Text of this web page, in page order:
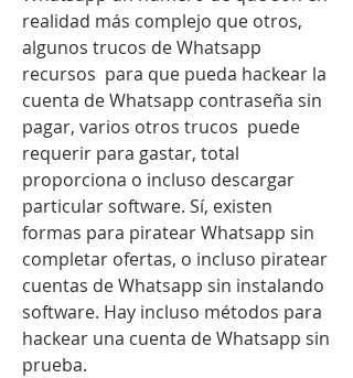
realidad más complejo que otros,
algunos trucos de Whatsapp
recursos  para que pueda hackear la
cuenta de Whatsapp contraseña sin
pagar, varios otros trucos  puede
requerir para gastar, total
proporciona o incluso descargar
particular software. Sí, existen
formas para piratear Whatsapp sin
completar ofertas, o incluso piratear
cuentas de Whatsapp sin instalando
software. Hay incluso métodos para
hackear una cuenta de Whatsapp sin
prueba.